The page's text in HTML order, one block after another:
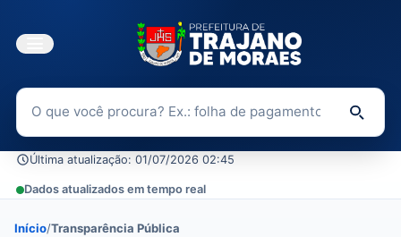
Buscar no Portal da Transparência
Última atualização: 01/07/2026 02:45
Dados atualizados em tempo real
Início/Transparência Pública